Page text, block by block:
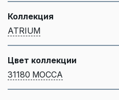
Коллекция
ATRIUM
Цвет коллекции
31180 MOCCA